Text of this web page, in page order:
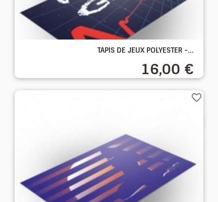
TAPIS DE JEUX POLYESTER -...
16,00 €
favorite_border